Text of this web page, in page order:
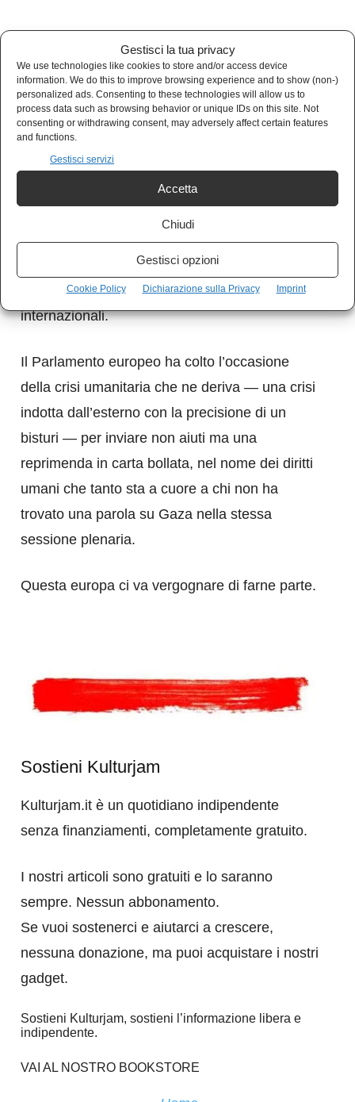
Gestisci la tua privacy
We use technologies like cookies to store and/or access device
information. We do this to improve browsing experience and to show (non-)
personalized ads. Consenting to these technologies will allow us to
process data such as browsing behavior or unique IDs on this site. Not
consenting or withdrawing consent, may adversely affect certain features
and functions.
Gestisci servizi
Accetta
Chiudi
Gestisci opzioni
Cookie Policy Dichiarazione sulla Privacy Imprint
piantagione di canna da zucchero punteggiata
da casinò, bordelli e hub per il traffico
internazionale di droga, sotto il controllo
americano
nazionalizzato le risorse, ha costruito un
sistema sanitario che molti paesi europei
ostinazione viene punita da sessant’anni con
un blocco che le impedisce di acquistare
medicine, macchinari e carburante sui mercati
internazionali.
Il Parlamento europeo ha colto l’occasione
della crisi umanitaria che ne deriva — una crisi
indotta dall’esterno con la precisione di un
bisturi — per inviare non aiuti ma una
reprimenda in carta bollata, nel nome dei diritti
umani che tanto sta a cuore a chi non ha
trovato una parola su Gaza nella stessa
sessione plenaria.
Questa europa ci va vergognare di farne parte.
Sostieni Kulturjam
Kulturjam.it è un quotidiano indipendente
senza finanziamenti, completamente gratuito.
I nostri articoli sono gratuiti e lo saranno
sempre. Nessun abbonamento.
Se vuoi sostenerci e aiutarci a crescere,
nessuna donazione, ma puoi acquistare i nostri
gadget.
Sostieni Kulturjam, sostieni l’informazione libera e
indipendente.
VAI AL NOSTRO BOOKSTORE